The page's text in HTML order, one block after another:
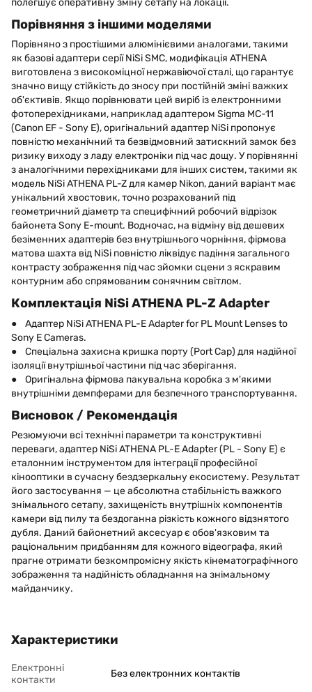
Порівняння з іншими моделями
Порівняно з простішими алюмінієвими аналогами, такими
як базові адаптери серії NiSi SMC, модифікація ATHENA
виготовлена з високоміцної нержавіючої сталі, що гарантує
значно вищу стійкість до зносу при постійній зміні важких
об'єктивів. Якщо порівнювати цей виріб із електронними
фотоперехідниками, наприклад адаптером Sigma MC-11
(Canon EF - Sony E), оригінальний адаптер NiSi пропонує
повністю механічний та безвідмовний затискний замок без
ризику виходу з ладу електроніки під час дощу. У порівнянні
з аналогічними перехідниками для інших систем, такими як
модель NiSi ATHENA PL-Z для камер Nikon, даний варіант має
унікальний хвостовик, точно розрахований під
геометричний діаметр та специфічний робочий відрізок
байонета Sony E-mount. Водночас, на відміну від дешевих
безіменних адаптерів без внутрішнього чорніння, фірмова
матова шахта від NiSi повністю ліквідує падіння загального
контрасту зображення під час зйомки сцени з яскравим
контурним або спрямованим сонячним світлом.
Комплектація NiSi ATHENA PL-Z Adapter
● Адаптер NiSi ATHENA PL-E Adapter for PL Mount Lenses to
Sony E Cameras.
● Спеціальна захисна кришка порту (Port Cap) для надійної
ізоляції внутрішньої частини під час зберігання.
● Оригінальна фірмова пакувальна коробка з м'якими
внутрішніми демпферами для безпечного транспортування.
Висновок / Рекомендація
Резюмуючи всі технічні параметри та конструктивні
переваги, адаптер NiSi ATHENA PL-E Adapter (PL - Sony E) є
еталонним інструментом для інтеграції професійної
кінооптики в сучасну бездзеркальну екосистему. Результат
його застосування — це абсолютна стабільність важкого
знімального сетапу, захищеність внутрішніх компонентів
камери від пилу та бездоганна різкість кожного відзнятого
дубля. Даний байонетний аксесуар є обов'язковим та
раціональним придбанням для кожного відеографа, який
прагне отримати безкомпромісну якість кінематографічного
зображення та надійність обладнання на знімальному
майданчику.
Характеристики
Електронні
контакти
Без електронних контактів